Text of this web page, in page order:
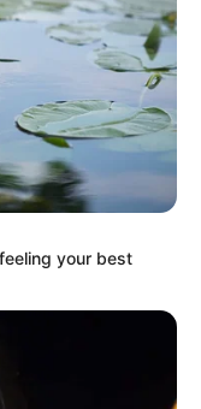
masak lho, tapi
your best